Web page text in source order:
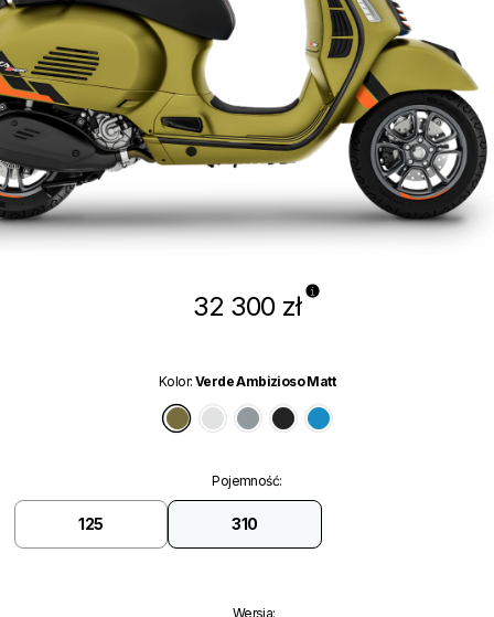
32 300 zł
Kolor: Verde Ambizioso Matt
Verde Ambizioso Matt
Bianco Innocente
Grigio Travolgente Matt
Nero Convinto Matt
Blu Eclettico
Pojemność:
125 310
Wersja: